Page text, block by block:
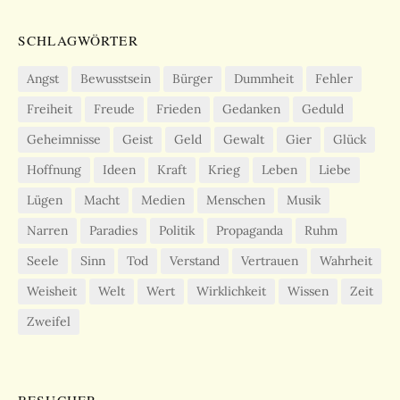
SCHLAGWÖRTER
Angst Bewusstsein Bürger Dummheit
Fehler
Freiheit
Freude Frieden Gedanken
Geduld
Geheimnisse
Geist Geld Gewalt Gier
Glück
Hoffnung
Ideen Kraft Krieg Leben
Liebe
Lügen
Macht Medien Menschen
Musik
Narren
Paradies Politik Propaganda
Ruhm
Seele
Sinn Tod Verstand Vertrauen
Wahrheit
Weisheit
Welt Wert Wirklichkeit Wissen
Zeit
Zweifel